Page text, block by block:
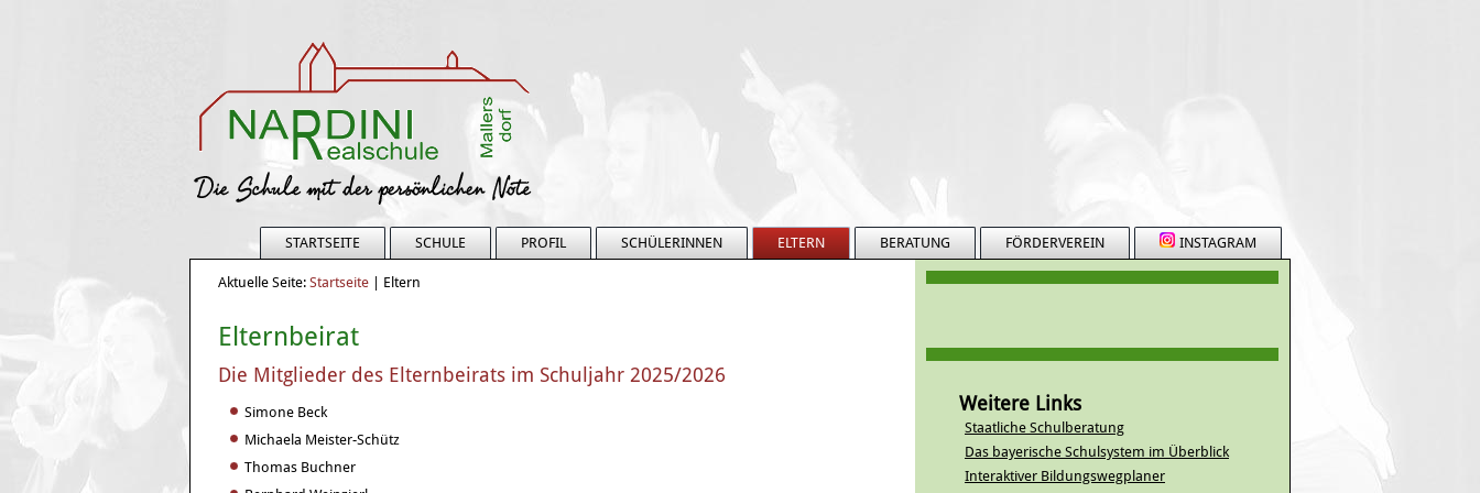
STARTSEITE SCHULE PROFIL SCHÜLERINNEN ELTERN BERATUNG FÖRDERVEREIN INSTAGRAM
Aktuelle Seite: Startseite Eltern
Elternbeirat
Die Mitglieder des Elternbeirats im Schuljahr 2025/2026
Simone Beck
Michaela Meister-Schütz
Thomas Buchner
Weitere Links
Staatliche Schulberatung
Das bayerische Schulsystem im Überblick
Interaktiver Bildungswegplaner